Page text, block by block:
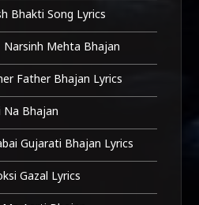
Bhakti Song Lyrics
Narsinh Mehta Bhajan
Father Bhajan Lyrics
Na Bhajan
Gujarati Bhajan Lyrics
Gazal Lyrics